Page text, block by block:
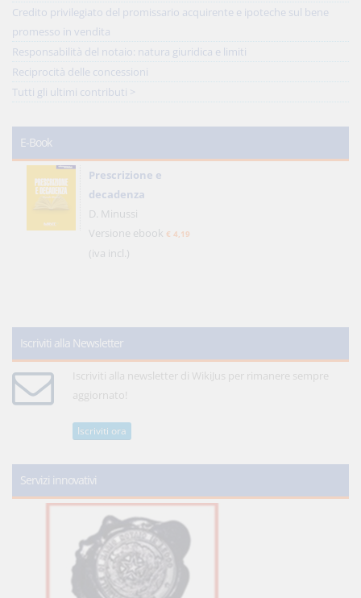
Credito privilegiato del promissario acquirente e ipoteche sul bene
promesso in vendita
Responsabilità del notaio: natura giuridica e limiti
Reciprocità delle concessioni
Tutti gli ultimi contributi >
E-Book
Prescrizione e
decadenza
D. Minussi
Versione ebook € 4,19
(iva incl.)
Iscriviti alla Newsletter
Iscriviti alla newsletter di WikiJus per rimanere sempre
aggiornato!
Iscriviti ora
Servizi innovativi